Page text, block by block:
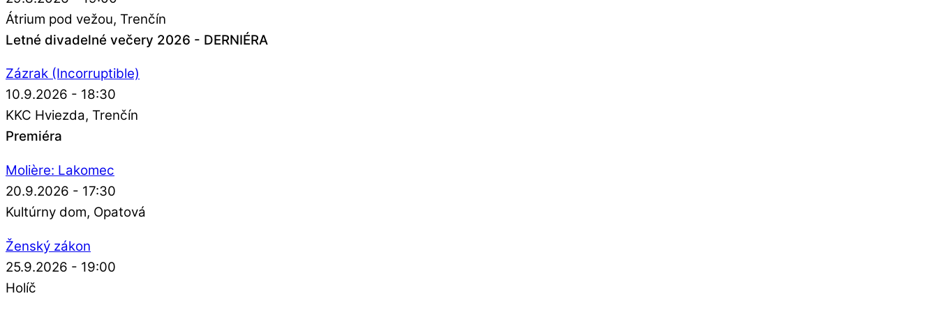
Átrium pod vežou Trenčín
Letné divadelné večery 2026 - DERNIÉRA
Zázrak (Incorruptible)
10.9.2026 - 18:30
KKC Hviezda Trenčín
Premiéra
Molière: Lakomec
20.9.2026 - 17:30
Kultúrny dom Opatová
Ženský zákon
25.9.2026 - 19:00
Holíč